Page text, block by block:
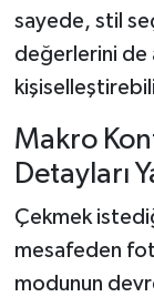
sayede, stil
değerlerini de
Makro
Detayları
Çekmek
mesafeden
modunun